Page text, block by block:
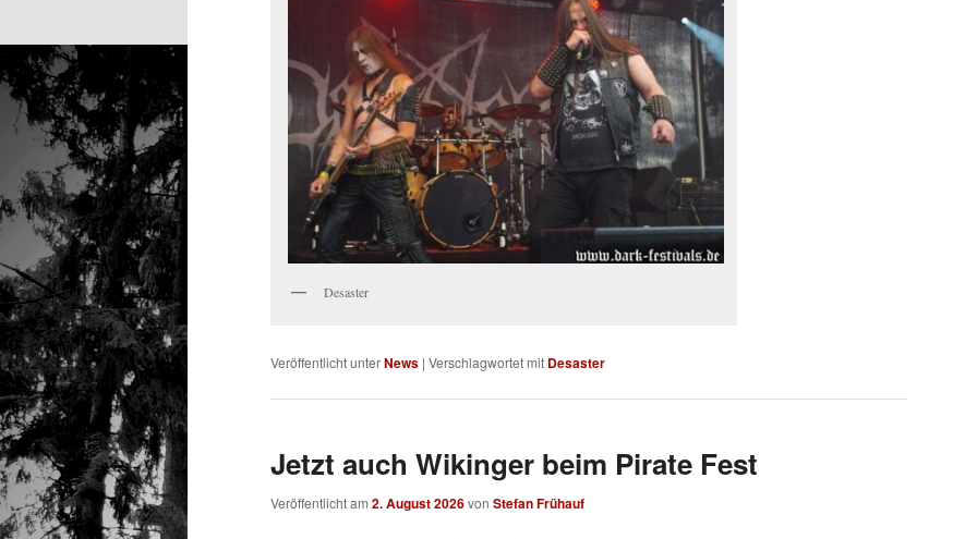
Desaster
Veröffentlicht unterNews | Verschlagwortet mit Desaster
Jetzt auch Wikinger beim Pirate Fest
Veröffentlicht am 2. August 2026von Stefan Frühauf